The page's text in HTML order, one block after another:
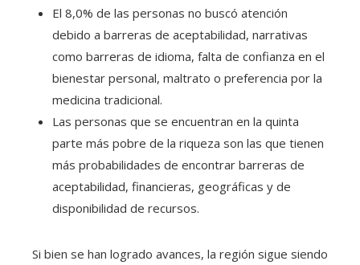
El 8,0% de las personas no buscó atención
debido a barreras de aceptabilidad, narrativas
como barreras de idioma, falta de confianza en el
bienestar personal, maltrato o preferencia por la
medicina tradicional.
Las personas que se encuentran en la quinta
parte más pobre de la riqueza son las que tienen
más probabilidades de encontrar barreras de
aceptabilidad, financieras, geográficas y de
disponibilidad de recursos.
Si bien se han logrado avances, la región sigue siendo